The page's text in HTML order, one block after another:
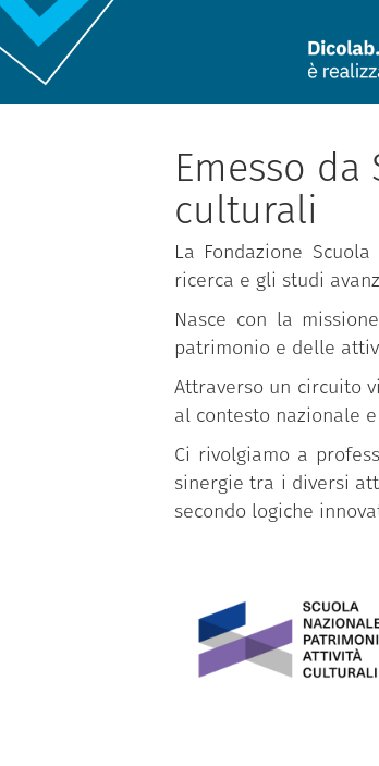
Emesso
culturali
La Fondazione
ricerca e gli studi
Nasce con la
patrimonio e delle
Attraverso un circuito
al contesto nazionale
Ci rivolgiamo a
sinergie tra i diversi
secondo logiche